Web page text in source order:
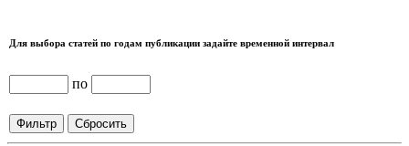
Для выбора статей по годам публикации задайте временной интервал
по